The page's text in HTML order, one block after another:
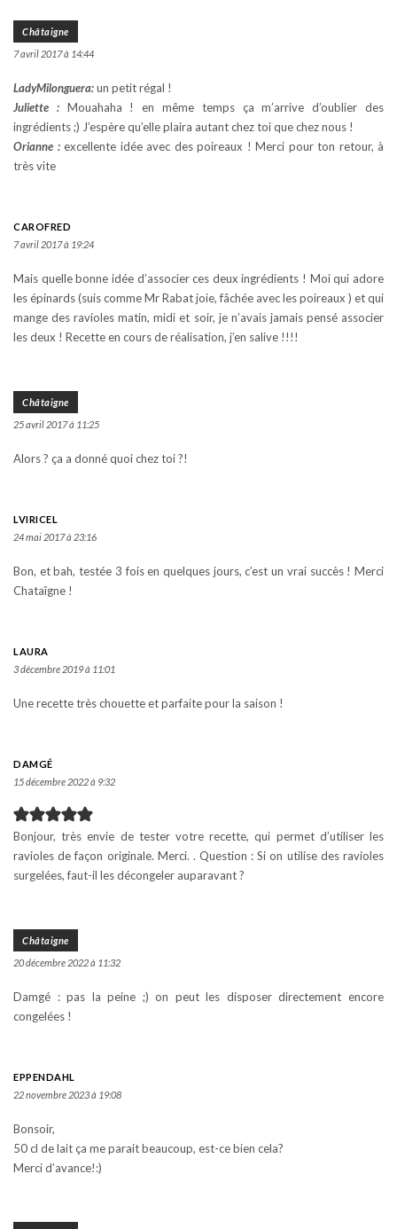
Châtaigne
7 avril 2017 à 14:44
LadyMilonguera:un petit régal !
Juliette :Mouahaha ! en même temps ça m’arrive d’oublier des
ingrédients ;) J’espère qu’elle plaira autant chez toi que chez nous !
Orianne :excellente idée avec des poireaux ! Merci pour ton retour, à
très vite
CAROFRED
7 avril 2017 à 19:24
Mais quelle bonne idée d’associer ces deux ingrédients ! Moi qui adore
les épinards (suis comme Mr Rabat joie, fâchée avec les poireaux ) et qui
mange des ravioles matin, midi et soir, je n’avais jamais pensé associer
les deux ! Recette en cours de réalisation, j’en salive !!!!
Châtaigne
25 avril 2017 à 11:25
Alors ? ça a donné quoi chez toi ?!
LVIRICEL
24 mai 2017 à 23:16
Bon, et bah, testée 3 fois en quelques jours, c’est un vrai succès ! Merci
Chataîgne !
LAURA
3 décembre 2019 à 11:01
Une recette très chouette et parfaite pour la saison !
DAMGÉ
15 décembre 2022 à 9:32
Bonjour, très envie de tester votre recette, qui permet d’utiliser les
ravioles de façon originale. Merci. . Question : Si on utilise des ravioles
surgelées, faut-il les décongeler auparavant ?
Châtaigne
20 décembre 2022 à 11:32
Damgé : pas la peine ;) on peut les disposer directement encore
congelées !
EPPENDAHL
22 novembre 2023 à 19:08
Bonsoir,
50 cl de lait ça me parait beaucoup, est-ce bien cela?
Merci d’avance!:)